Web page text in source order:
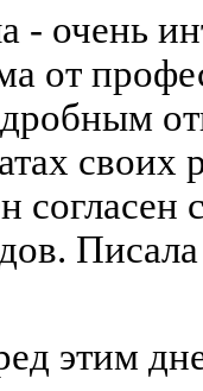
- очень
от
своих
согласен
этим